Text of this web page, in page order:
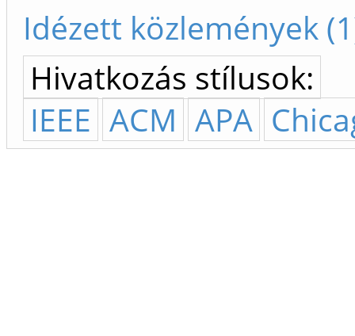
Idézett közlemények
Hivatkozás stílusok:
IEEE ACM APA